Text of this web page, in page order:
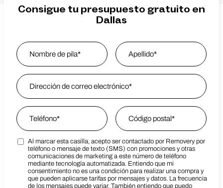
Consigue tu presupuesto gratuito en
Dallas
Name
Nombre
Email Address
Phone Zip Code
Zip Code
Marketing SMS Consent Terms
Al marcar esta casilla, acepto ser contactado por Removery por
teléfono o mensaje de texto (SMS) con promociones y otras
comunicaciones de marketing a este número de teléfono
mediante tecnología automatizada. Entiendo que mi
consentimiento no es una condición para realizar una compra y
que pueden aplicarse tarifas por mensajes y datos. La frecuencia
de los mensajes puede variar. También entiendo que puedo